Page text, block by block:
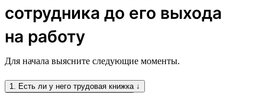
сотрудника до его выхода
на работу
Для начала выясните следующие моменты.
1. Есть ли у него трудовая книжка ↓